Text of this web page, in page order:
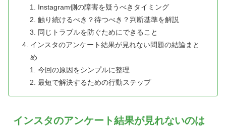
Instagram側の障害を疑うべきタイミング
触り続けるべき？待つべき？判断基準を解説
同じトラブルを防ぐためにできること
インスタのアンケート結果が見れない問題の結論まと
め
今回の原因をシンプルに整理
最短で解決するための行動ステップ
インスタのアンケート結果が見れないのは